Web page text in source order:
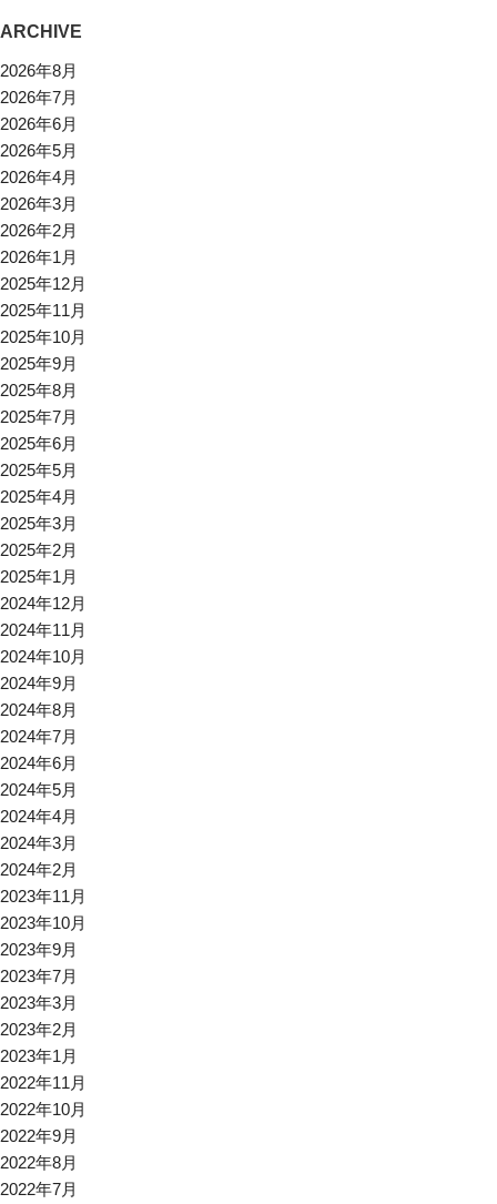
ARCHIVE
2026年8月
2026年7月
2026年6月
2026年5月
2026年4月
2026年3月
2026年2月
2026年1月
2025年12月
2025年11月
2025年10月
2025年9月
2025年8月
2025年7月
2025年6月
2025年5月
2025年4月
2025年3月
2025年2月
2025年1月
2024年12月
2024年11月
2024年10月
2024年9月
2024年8月
2024年7月
2024年6月
2024年5月
2024年4月
2024年3月
2024年2月
2023年11月
2023年10月
2023年9月
2023年7月
2023年3月
2023年2月
2023年1月
2022年11月
2022年10月
2022年9月
2022年8月
2022年7月